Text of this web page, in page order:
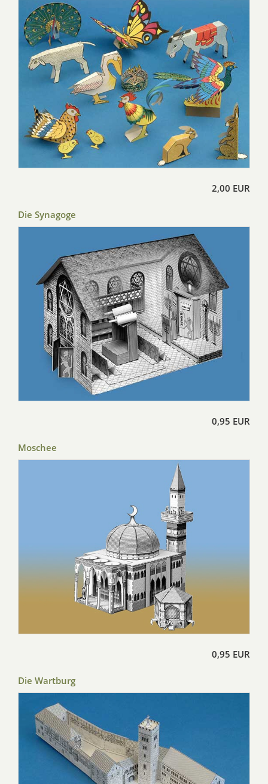
2,00 EUR
Die Synagoge
0,95 EUR
Moschee
0,95 EUR
Die Wartburg